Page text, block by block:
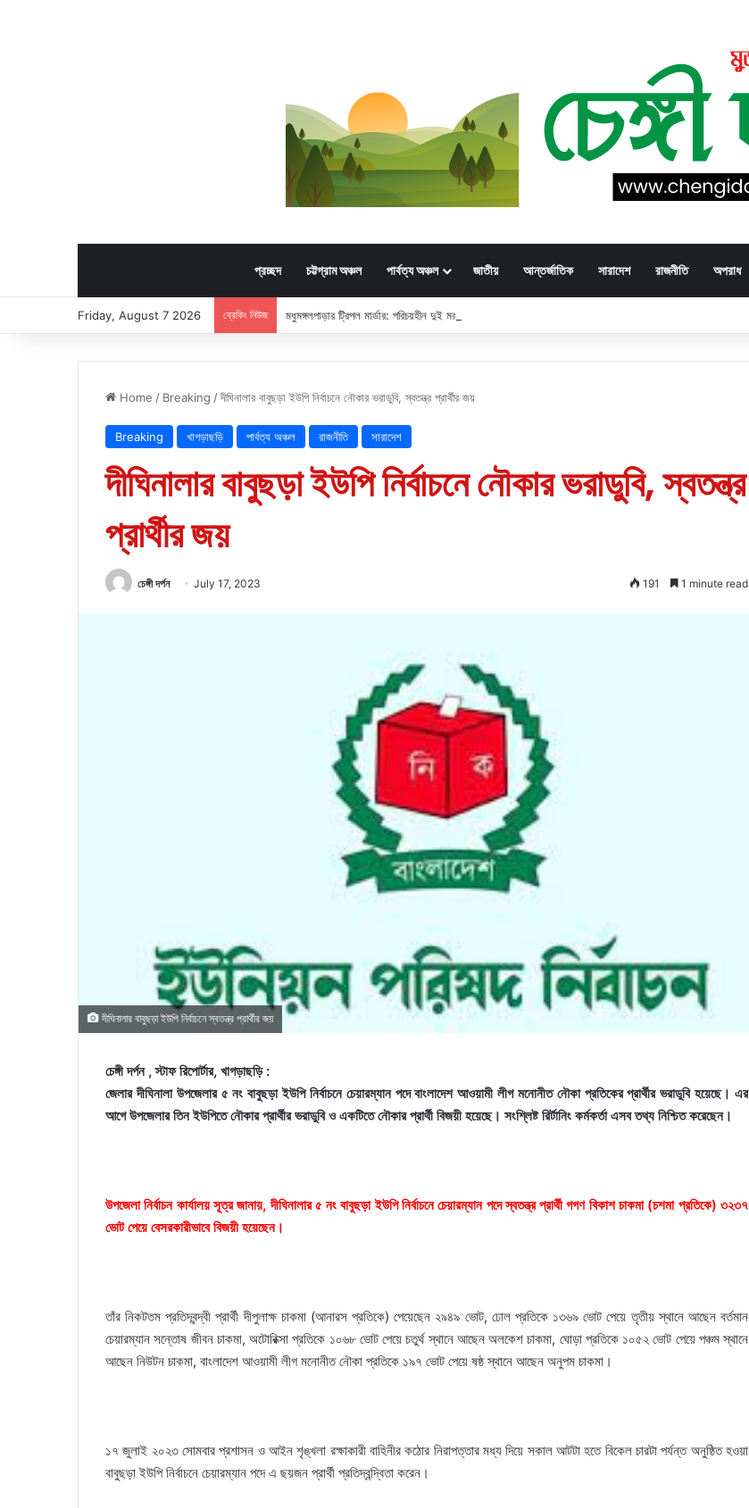
প্রচ্ছদ চট্টগ্রাম অঞ্চল পার্বত্য অঞ্চল জাতীয় আন্তর্জাতিক সারাদেশ রাজনীতি অপরাধ
Friday, August 7 2026 ব্রেকিং নিউজ মধুমঙ্গলপাড়ার ট্রিপল মার্ডার: পরিচয়হীন দুই মরদেহের স্বজনের খোঁজ পুলিশের
Home / Breaking /দীঘিনালার বাবুছড়া ইউপি নির্বাচনে নৌকার ভরাডুবি, স্বতন্ত্র প্রার্থীর জয়
Breaking খাগড়াছড়ি পার্বত্য অঞ্চল রাজনীতি সারাদেশ
দীঘিনালার বাবুছড়া ইউপি নির্বাচনে নৌকার ভরাডুবি, স্বতন্ত্র
প্রার্থীর জয়
চেঙ্গী দর্পন July 17, 2023 191 1 minute read
দীঘিনালার বাবুছড়া ইউপি নির্বাচনে স্বতন্ত্র প্রার্থীর জয়
চেঙ্গী দর্পন , স্টাফ রিপোর্টার, খাগড়াছড়ি :
জেলার দীঘিনালা উপজেলার ৫ নং বাবুছড়া ইউপি নির্বাচনে চেয়ারম্যান পদে বাংলাদেশ আওয়ামী লীগ মনোনীত নৌকা প্রতিকের প্রার্থীর ভরাডুবি হয়েছে। এর
আগে উপজেলার তিন ইউপিতে নৌকার প্রার্থীর ভরাডুবি ও একটিতে নৌকার প্রার্থী বিজয়ী হয়েছে। সংশ্লিষ্ট রির্টানিং কর্মকর্তা এসব তথ্য নিশ্চিত করেছেন।
উপজেলা নির্বাচন কার্যালয় সূত্র জানায়, দীঘিনালার ৫ নং বাবুছড়া ইউপি নির্বাচনে চেয়ারম্যান পদে স্বতন্ত্র প্রার্থী গগণ বিকাশ চাকমা (চশমা প্রতিকে) ৩২৩৭
ভোট পেয়ে বেসরকারীভাবে বিজয়ী হয়েছেন।
তাঁর নিকটতম প্রতিদ্বন্দ্বী প্রার্থী দীপুলাক্ষ চাকমা (আনারস প্রতিকে) পেয়েছেন ২৯৪৯ ভোট, ঢোল প্রতিকে ১৩৬৯ ভোট পেয়ে তৃতীয় স্থানে আছেন বর্তমান
চেয়ারম্যান সন্তোষ জীবন চাকমা, অটোরিক্সা প্রতিকে ১০৬৮ ভোট পেয়ে চতুর্থ স্থানে আছেন অলকেশ চাকমা, ঘোড়া প্রতিকে ১০৫২ ভোট পেয়ে পঞ্চম স্থানে
আছেন নিউটন চাকমা, বাংলাদেশ আওয়ামী লীগ মনোনীত নৌকা প্রতিকে ১৯৭ ভোট পেয়ে ষষ্ঠ স্থানে আছেন অনুপম চাকমা।
১৭ জুলাই ২০২৩ সোমবার প্রশাসন ও আইন শৃঙ্খলা রক্ষাকারী বাহিনীর কঠোর নিরাপত্তার মধ্য দিয়ে সকাল আটটা হতে বিকেল চারটা পর্যন্ত অনুষ্ঠিত হওয়া
বাবুছড়া ইউপি নির্বাচনে চেয়ারম্যান পদে এ ছয়জন প্রার্থী প্রতিদ্বন্দ্বিতা করেন।